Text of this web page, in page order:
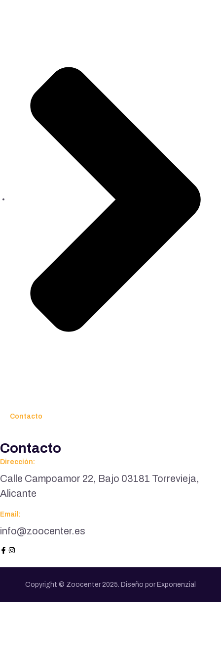
Contacto
Contacto
Dirección:
Calle Campoamor 22, Bajo 03181 Torrevieja,
Alicante
Email:
info@zoocenter.es
Copyright © Zoocenter 2025. Diseño por Exponenzial